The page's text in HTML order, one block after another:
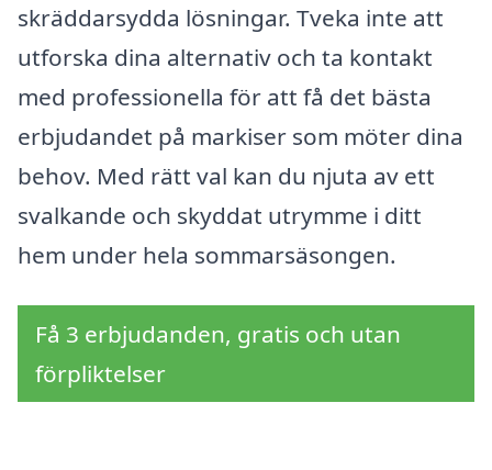
skräddarsydda lösningar. Tveka inte att
utforska dina alternativ och ta kontakt
med professionella för att få det bästa
erbjudandet på markiser som möter dina
behov. Med rätt val kan du njuta av ett
svalkande och skyddat utrymme i ditt
hem under hela sommarsäsongen.
Få 3 erbjudanden, gratis och utan
förpliktelser